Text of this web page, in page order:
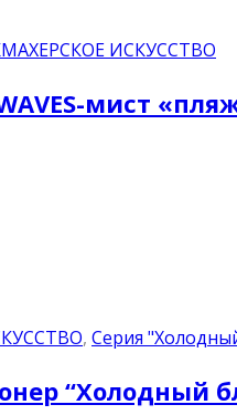
ИСКУССТВО
WAVES-мист
, Серия
“Холодный